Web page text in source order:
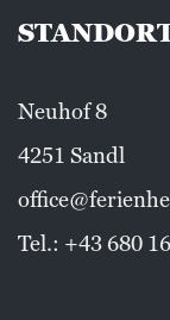
Neuhof 8
4251 Sandl
Tel.: +43 680